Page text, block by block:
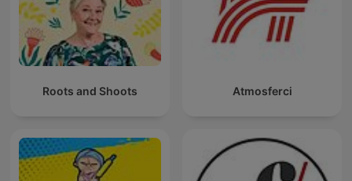
Roots and Shoots Atmosferci